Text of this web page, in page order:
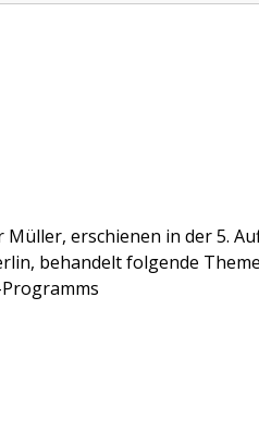
erschienen in der 5.
behandelt folgende